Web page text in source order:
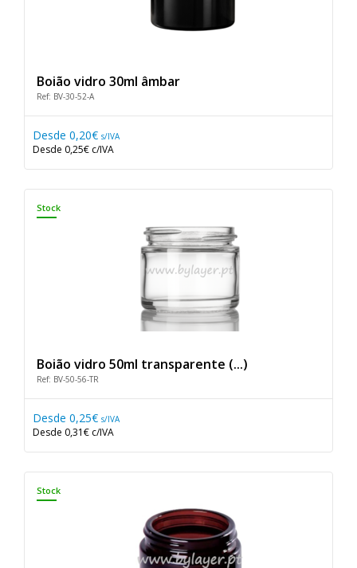
Boião vidro 30ml âmbar
Ref: BV-30-52-A
Desde 0,20€ s/IVA
Desde 0,25€ c/IVA
Stock
Boião vidro 50ml transparente (...)
Ref: BV-50-56-TR
Desde 0,25€ s/IVA
Desde 0,31€ c/IVA
Stock